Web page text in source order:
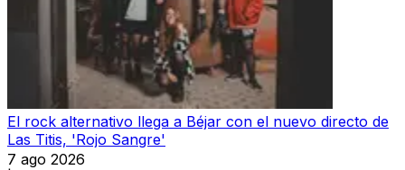
El rock alternativo llega a Béjar con el nuevo directo de
Las Titis, 'Rojo Sangre'
7 ago 2026